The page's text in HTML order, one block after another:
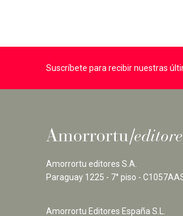
Suscríbete para recibir nuestras
Amorrortu editores S.A.
Paraguay 1225 - 7° piso -
Amorrortu Editores España S.L.